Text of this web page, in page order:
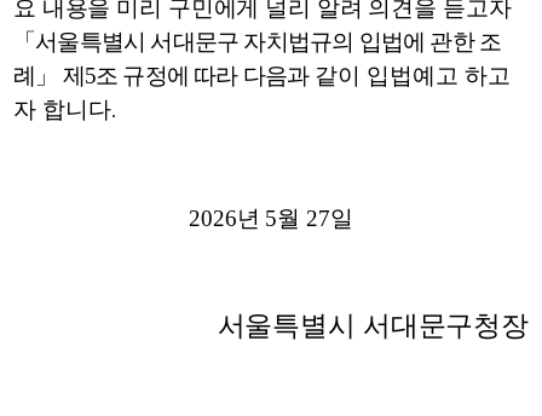
요 내용을 미리 구민에게 널리 알려 의견을 듣고자
「 서울특별시 서대문구 자치법규의 입법에 관한 조
례 」 제 5조 규정에 따라 다음과 같이 입법예고 하고
자 합니다.
2026년 5월 27일
서울특별시 서대문구청장